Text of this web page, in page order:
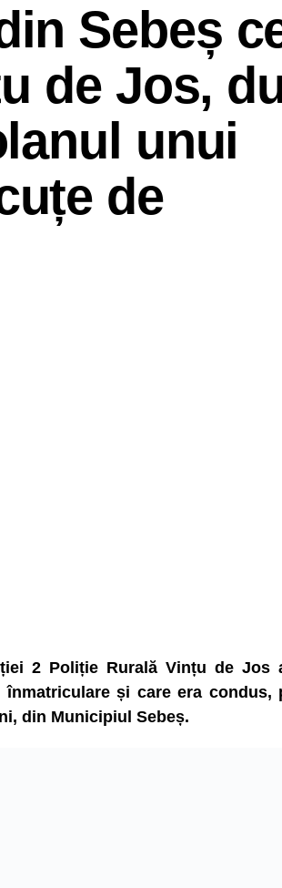
Sebeș
de Jos,
unui
de
2 Poliție Rurală Vințu de Jos
și care era condus,
din Municipiul Sebeș.